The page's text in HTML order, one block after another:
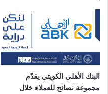
البنك الأهلي الكويتي يقدّم
مجموعة نصائح للعملاء خلال